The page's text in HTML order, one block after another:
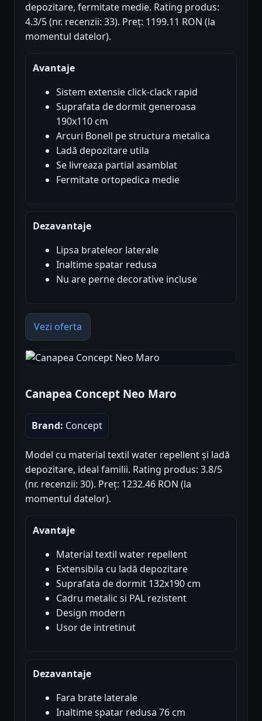
depozitare, fermitate medie. Rating produs:
4.3/5 (nr. recenzii: 33). Preț: 1199.11 RON (la
momentul datelor).
Avantaje
Sistem extensie click-clack rapid
Suprafata de dormit generoasa
190x110 cm
Arcuri Bonell pe structura metalica
Ladă depozitare utila
Se livreaza partial asamblat
Fermitate ortopedica medie
Dezavantaje
Lipsa brateleor laterale
Inaltime spatar redusa
Nu are perne decorative incluse
Vezi oferta
Canapea Concept Neo Maro
Brand: Concept
Model cu material textil water repellent și ladă
depozitare, ideal familii. Rating produs: 3.8/5
(nr. recenzii: 30). Preț: 1232.46 RON (la
momentul datelor).
Avantaje
Material textil water repellent
Extensibila cu ladă depozitare
Suprafata de dormit 132x190 cm
Cadru metalic si PAL rezistent
Design modern
Usor de intretinut
Dezavantaje
Fara brate laterale
Inaltime spatar redusa 76 cm